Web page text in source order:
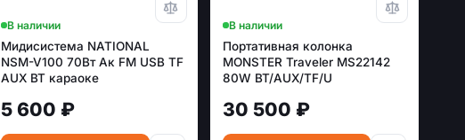
В наличии
Мидисистема NATIONAL
NSM-V100 70Вт Ак FM USB TF
AUX BT караоке
5 600 ₽
В наличии
Портативная колонка
MONSTER Traveler MS22142
80W BT/AUX/TF/U
11.1V/4000mAh IPX5 черный
30 500 ₽